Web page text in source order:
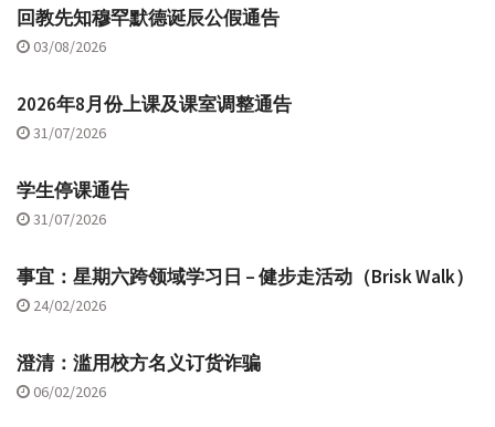
回教先知穆罕默德诞辰公假通告
03/08/2026
2026年8月份上课及课室调整通告
31/07/2026
学生停课通告
31/07/2026
事宜：星期六跨领域学习日 – 健步走活动（Brisk Walk）
24/02/2026
澄清：滥用校方名义订货诈骗
06/02/2026